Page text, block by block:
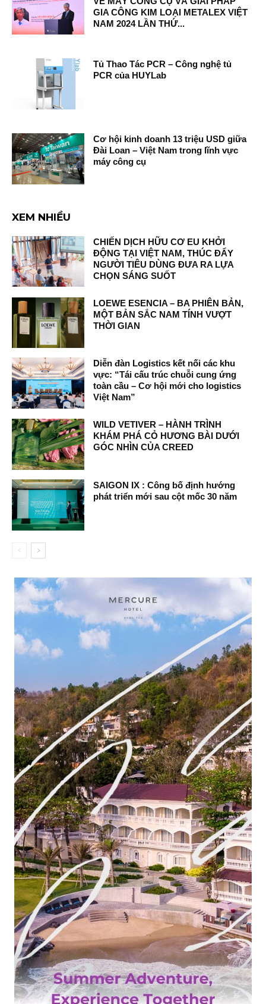
GIA CÔNG KIM LOẠI METALEX VIỆT
NAM 2024 LẦN THỨ...
Tủ Thao Tác PCR – Công nghệ tủ
PCR của HUYLab
Cơ hội kinh doanh 13 triệu USD giữa
Đài Loan – Việt Nam trong lĩnh vực
máy công cụ
XEM NHIỀU
CHIẾN DỊCH HỮU CƠ EU KHỞI
ĐỘNG TẠI VIỆT NAM, THÚC ĐẨY
NGƯỜI TIÊU DÙNG ĐƯA RA LỰA
CHỌN SÁNG SUỐT
LOEWE ESENCIA – BA PHIÊN BẢN,
MỘT BẢN SẮC NAM TÍNH VƯỢT
THỜI GIAN
Diễn đàn Logistics kết nối các khu
vực: “Tái cấu trúc chuỗi cung ứng
toàn cầu – Cơ hội mới cho logistics
Việt Nam”
WILD VETIVER – HÀNH TRÌNH
KHÁM PHÁ CỎ HƯƠNG BÀI DƯỚI
GÓC NHÌN CỦA CREED
SAIGON IX : Công bố định hướng
phát triển mới sau cột mốc 30 năm